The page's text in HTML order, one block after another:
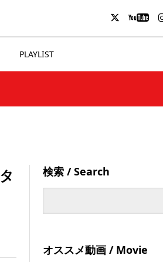
PLAYLIST
検索 / Search
オススメ動画 / Movie